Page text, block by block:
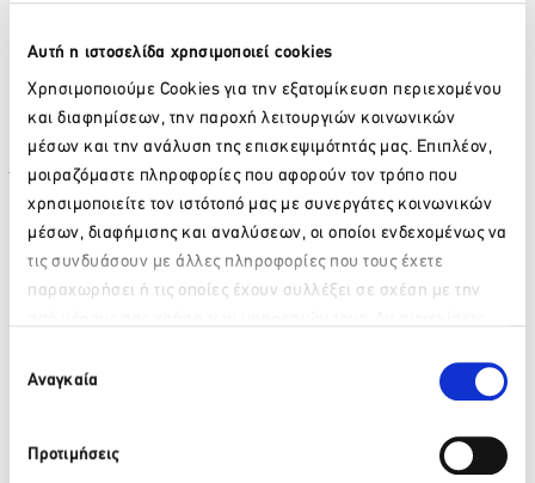
Αυτή η ιστοσελίδα χρησιμοποιεί cookies
Χρησιμοποιούμε Cookies για την εξατομίκευση περιεχομένου
και διαφημίσεων, την παροχή λειτουργιών κοινωνικών
μέσων και την ανάλυση της επισκεψιμότητάς μας. Επιπλέον,
μοιραζόμαστε πληροφορίες που αφορούν τον τρόπο που
χρησιμοποιείτε τον ιστότοπό μας με συνεργάτες κοινωνικών
μέσων, διαφήμισης και αναλύσεων, οι οποίοι ενδεχομένως να
τις συνδυάσουν με άλλες πληροφορίες που τους έχετε
παραχωρήσει ή τις οποίες έχουν συλλέξει σε σχέση με την
των Cookies μας.
συγκατάθεσης
Αναγκαία
Προτιμήσεις
Το περίπτερο της εταιρείας μας επισκέφθηκε ο υπουργός
Πολιτισμού και Τουρισμού κ.
Παύλος Γερουλάνος
ο οποίος
είχε σύντομη συνάντηση με τον κ. Αντώνη Αβδελά, Senior
Sales Manager της εταιρίας μας, τον οποίο συνεχάρη,
σχολιάζοντας θετικά την παρουσία της επιχείρησης στην
Έκθεση.
Facebook Twitter LinkedIn
Πίσω